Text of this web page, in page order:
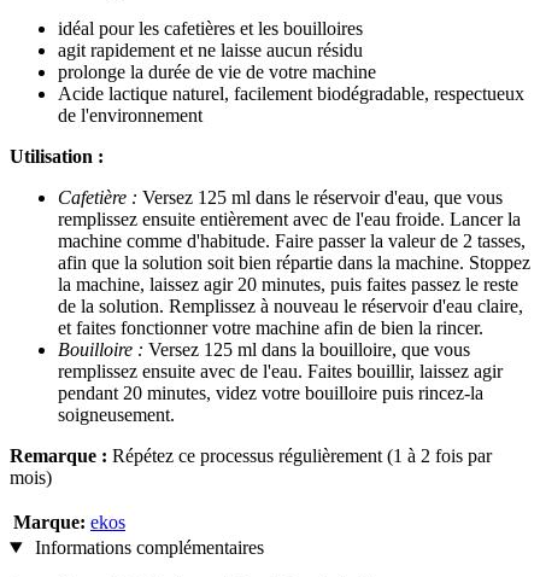
idéal pour les cafetières et les bouilloires
agit rapidement et ne laisse aucun résidu
prolonge la durée de vie de votre machine
Acide lactique naturel, facilement biodégradable, respectueux
de l'environnement
Utilisation :​
Cafetière : Versez 125 ml dans le réservoir d'eau, que vous
remplissez ensuite entièrement avec de l'eau froide. Lancer la
machine comme d'habitude. Faire passer la valeur de 2 tasses,
afin que la solution soit bien répartie dans la machine. Stoppez
la machine, laissez agir 20 minutes, puis faites passez le reste
de la solution. Remplissez à nouveau le réservoir d'eau claire,
et faites fonctionner votre machine afin de bien la rincer.
Bouilloire : Versez 125 ml dans la bouilloire, que vous
remplissez ensuite avec de l'eau. Faites bouillir, laissez agir
pendant 20 minutes, videz votre bouilloire puis rincez-la
soigneusement.
Remarque : Répétez ce processus régulièrement (1 à 2 fois par
mois)
Marque: ekos
Informations complémentaires